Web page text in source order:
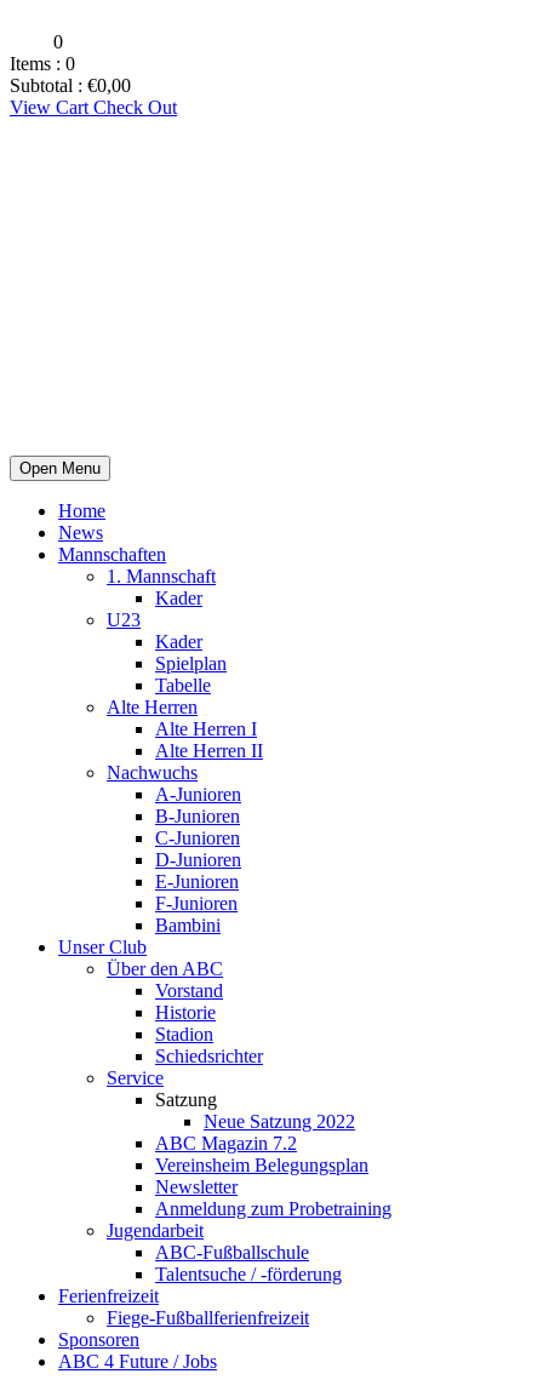
0
Items : 0
Subtotal : €0,00
View Cart Check Out
Open Menu
Home
News
Mannschaften
1. Mannschaft
Kader
U23
Kader
Spielplan
Tabelle
Alte Herren
Alte Herren I
Alte Herren II
Nachwuchs
A-Junioren
B-Junioren
C-Junioren
D-Junioren
E-Junioren
F-Junioren
Bambini
Unser Club
Über den ABC
Vorstand
Historie
Stadion
Schiedsrichter
Service
Satzung
Neue Satzung 2022
ABC Magazin 7.2
Vereinsheim Belegungsplan
Newsletter
Anmeldung zum Probetraining
Jugendarbeit
ABC-Fußballschule
Talentsuche / -förderung
Ferienfreizeit
Fiege-Fußballferienfreizeit
Sponsoren
ABC 4 Future / Jobs